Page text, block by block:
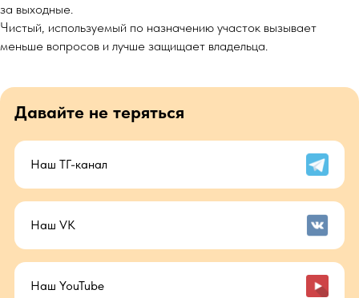
за выходные.
Чистый, используемый по назначению участок вызывает
меньше вопросов и лучше защищает владельца.
Давайте не теряться
Наш ТГ-канал
Наш VK
Наш YouTube